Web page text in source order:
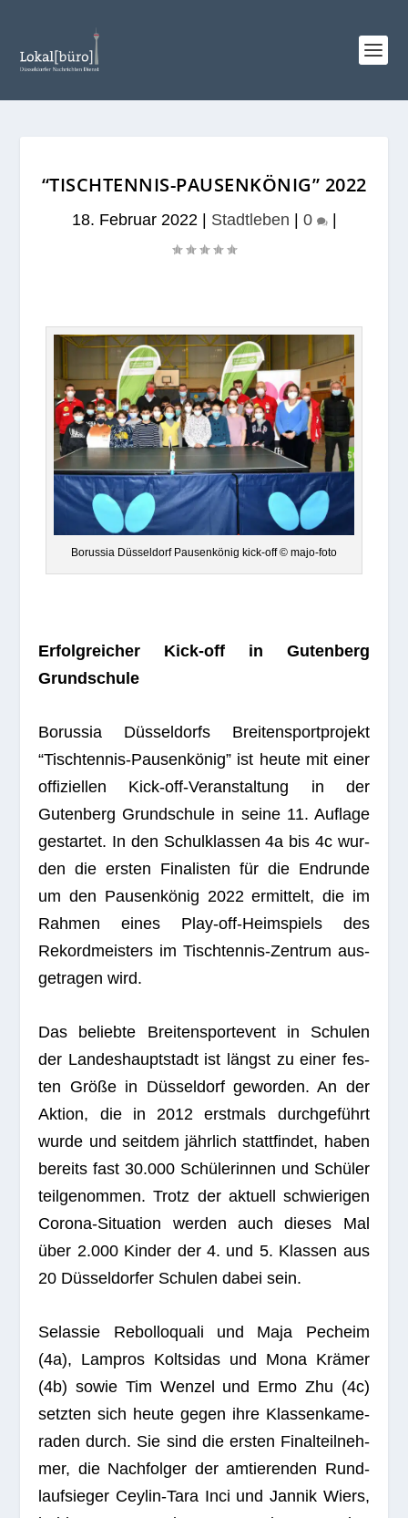
“TISCHTENNIS-PAUSENKÖNIG” 2022
18. Februar 2022| Stadtleben 0 |
Borus­sia Düsseldorf Pausenkönig kick-off © majo-foto
Erfolg­rei­cher Kick-off in Guten­berg
Grundschule
Borus­sia Düs­sel­dorfs Brei­ten­sport­pro­jekt
“Tisch­ten­nis-Pau­sen­kö­nig” ist heute mit einer
offi­zi­el­len Kick-off-Ver­an­stal­tung in der
Guten­berg Grund­schule in seine 11. Auf­lage
gestar­tet. In den Schul­klas­sen 4a bis 4c wur­
den die ers­ten Fina­lis­ten für die End­runde
um den Pau­sen­kö­nig 2022 ermit­telt, die im
Rah­men eines Play-off-Heim­spiels des
Rekord­meis­ters im Tisch­ten­nis-Zen­trum aus­
ge­tra­gen wird.
Das beliebte Brei­ten­sport­event in Schu­len
der Lan­des­haupt­stadt ist längst zu einer fes­
ten Größe in Düs­sel­dorf gewor­den. An der
Aktion, die in 2012 erst­mals durch­ge­führt
wurde und seit­dem jähr­lich statt­fin­det, haben
bereits fast 30.000 Schü­le­rin­nen und Schü­ler
teil­ge­nom­men. Trotz der aktu­ell schwie­ri­gen
Corona-Situa­tion wer­den auch die­ses Mal
über 2.000 Kin­der der 4. und 5. Klas­sen aus
20 Düs­sel­dor­fer Schu­len dabei sein.
Selas­sie Rebol­lo­quali und Maja Pech­eim
(4a), Lam­pros Kolts­idas und Mona Krä­mer
(4b) sowie Tim Wen­zel und Ermo Zhu (4c)
setz­ten sich heute gegen ihre Klas­sen­ka­me­
ra­den durch. Sie sind die ers­ten Final­teil­neh­
mer, die Nach­fol­ger der amtie­ren­den Rund­
lauf­sie­ger Cey­lin-Tara Inci und Jan­nik Wiers,